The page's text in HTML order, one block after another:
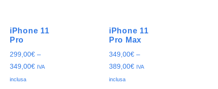
iPhone 11
Pro
299,00€ –
349,00€ IVA
inclusa
iPhone 11
Pro Max
349,00€ –
389,00€ IVA
inclusa